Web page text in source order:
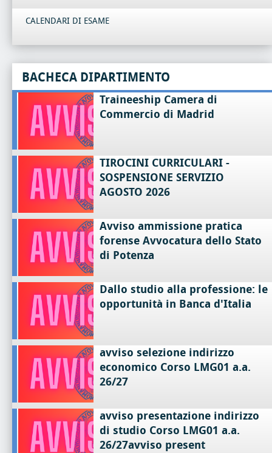
CALENDARI DI ESAME
BACHECA DIPARTIMENTO
Traineeship Camera di
Commercio di Madrid
TIROCINI CURRICULARI -
SOSPENSIONE SERVIZIO
AGOSTO 2026
Avviso ammissione pratica
forense Avvocatura dello Stato
di Potenza
Dallo studio alla professione: le
opportunità in Banca d'Italia
avviso selezione indirizzo
economico Corso LMG01 a.a.
26/27
avviso presentazione indirizzo
di studio Corso LMG01 a.a.
26/27avviso present